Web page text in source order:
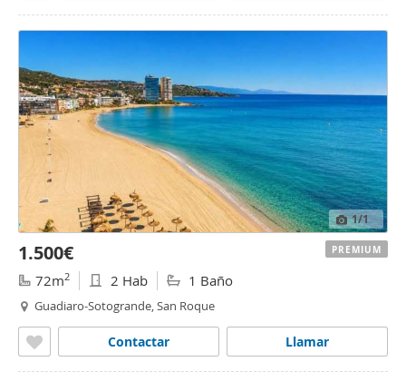
1/1
1.500€
72m2 2 Hab 1 Baño
Guadiaro-Sotogrande, San Roque
Llamar
Contactar
PREMIUM